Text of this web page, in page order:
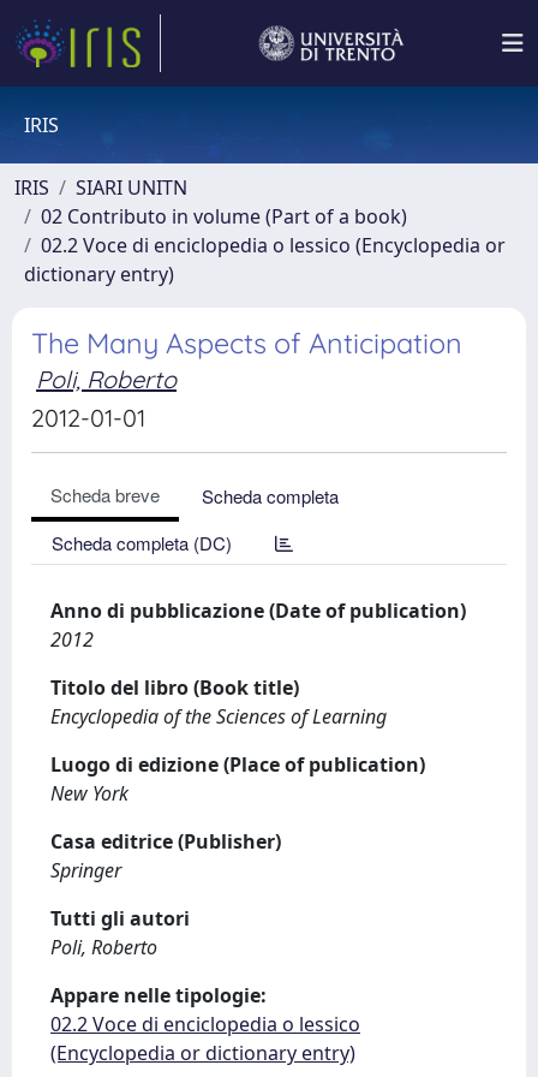
IRIS
IRIS
SIARI UNITN
02 Contributo in volume (Part of a book)
02.2 Voce di enciclopedia o lessico (Encyclopedia or
dictionary entry)
The Many Aspects of Anticipation
Poli, Roberto
2012-01-01
Scheda breve
Scheda completa
Scheda completa (DC)
Anno di pubblicazione (Date of publication)
2012
Titolo del libro (Book title)
Encyclopedia of the Sciences of Learning
Luogo di edizione (Place of publication)
New York
Casa editrice (Publisher)
Springer
Tutti gli autori
Poli, Roberto
Appare nelle tipologie:
02.2 Voce di enciclopedia o lessico
(Encyclopedia or dictionary entry)